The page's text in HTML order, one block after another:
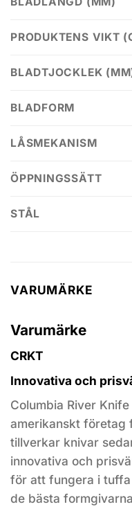
PRODUKTENS VIKT
BLADTJOCKLEK
BLADFORM
LÅSMEKANISM
ÖPPNINGSSÄTT
STÅL
VARUMÄRKE
Varumärke
CRKT
Innovativa och
Columbia River
amerikanskt företag
tillverkar knivar
innovativa och
för att fungera i tuffa
de bästa